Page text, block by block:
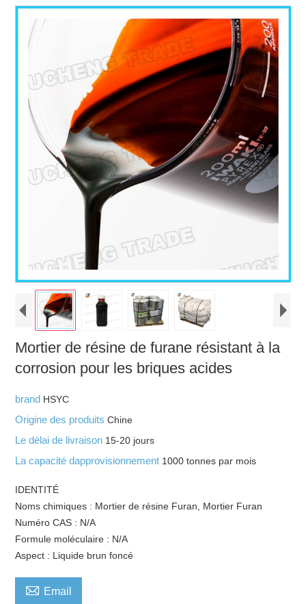
Mortier de résine de furane résistant à la
corrosion pour les briques acides
brand HSYC
Origine des produitsChine
Le délai de livraison 15-20 jours
La capacité dapprovisionnement 1000 tonnes par mois
IDENTITÉ
Noms chimiques : Mortier de résine Furan, Mortier Furan
Numéro CAS : N/A
Formule moléculaire : N/A
Aspect : Liquide brun foncé
 Email